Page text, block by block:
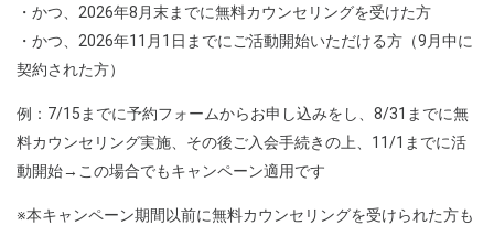
・かつ、2026年8月末までに無料カウンセリングを受けた方
・かつ、2026年11月1日までにご活動開始いただける方（9月中に
契約された方）
例：7/15までに予約フォームからお申し込みをし、8/31までに無
料カウンセリング実施、その後ご入会手続きの上、11/1までに活
動開始→この場合でもキャンペーン適用です
※本キャンペーン期間以前に無料カウンセリングを受けられた方も